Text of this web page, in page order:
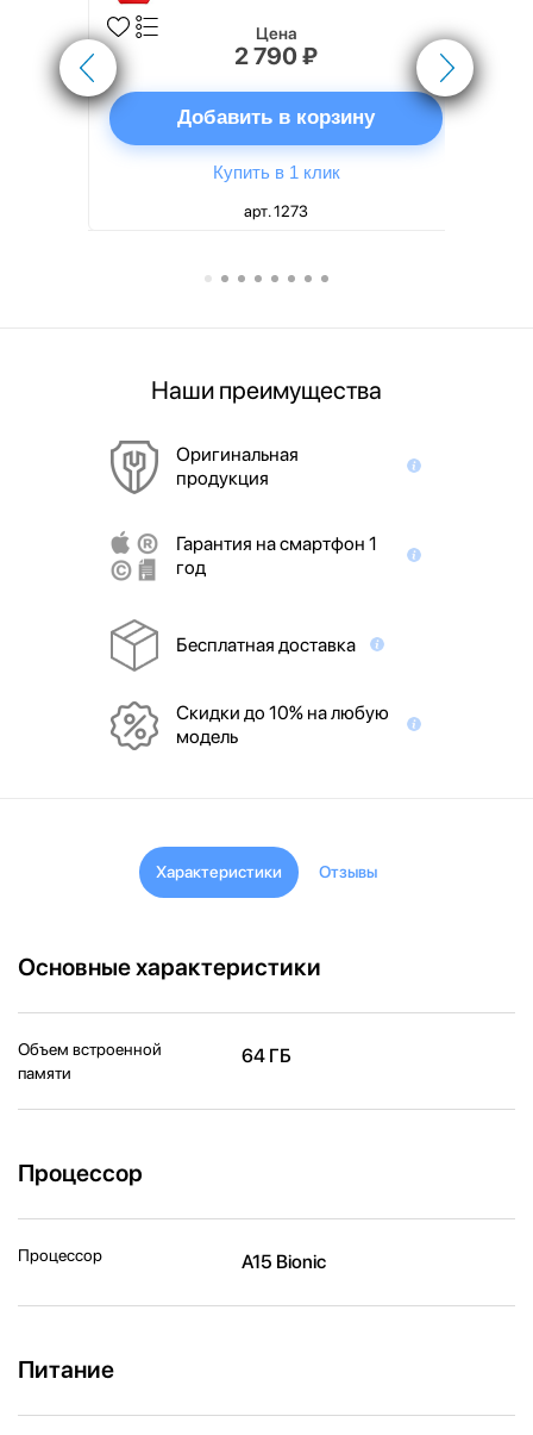
Цена
2 790 ₽
Добавить в корзину
Купить в 1 клик
арт. 1273
Наши преимущества
Оригинальная
продукция
Гарантия на смартфон 1
год
Бесплатная доставка
Скидки до 10% на любую
модель
Характеристики Отзывы
Основные характеристики
Объем встроенной
памяти
64 ГБ
Процессор
Процессор A15 Bionic
Питание